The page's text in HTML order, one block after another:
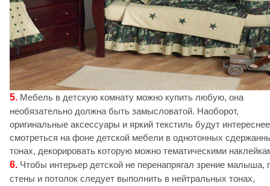
5. Мебель в детскую комнату можно купить любую, она
необязательно должна быть замысловатой. Наоборот,
оригинальные аксессуары и яркий текстиль будут интереснее
смотреться на фоне детской мебели в однотонных
тонах, декорировать которую можно тематическими
6. Чтобы интерьер детской не перенапрягал зрение малыша,
стены и потолок следует выполнить в нейтральных тонах,